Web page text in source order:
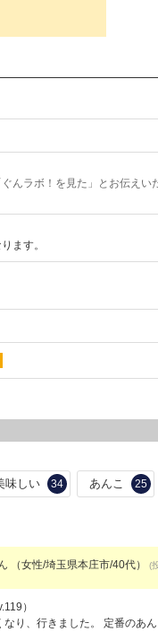
んラボ！を見た」とお伝えい
ます。
味しい 34 あんこ 25
（女性/埼玉県本庄市/40代） (
）
り、行きました。 定番のあ